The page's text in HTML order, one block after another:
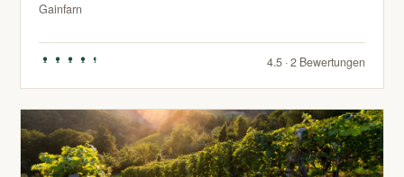
Gainfarn
4.5 · 2 Bewertungen